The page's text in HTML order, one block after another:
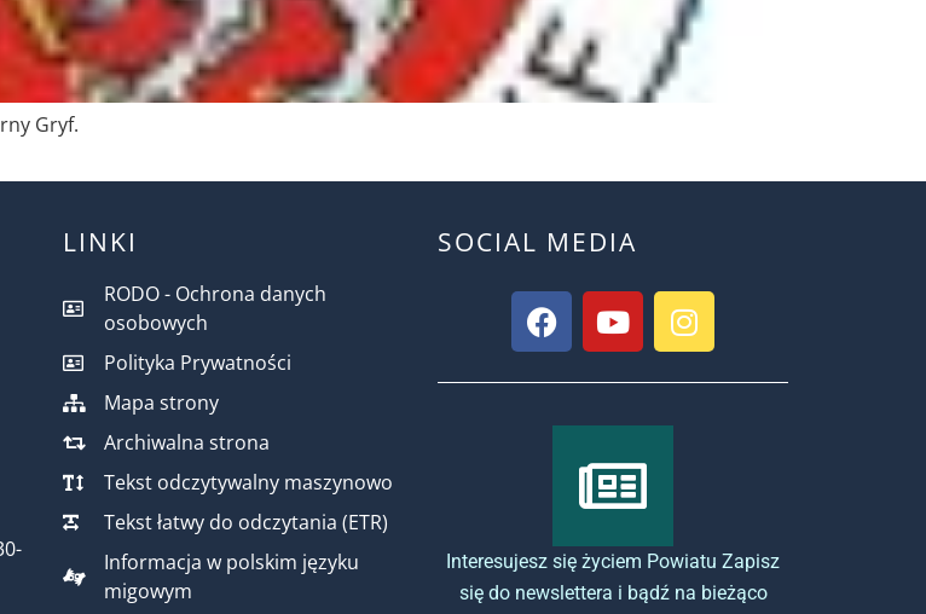
Gryf.
LINKI
RODO - Ochrona danych
osobowych
Polityka Prywatności
Mapa strony
Archiwalna strona
Tekst odczytywalny maszynowo
Tekst łatwy do odczytania (ETR)
Informacja w polskim języku
migowym
SOCIAL MEDIA
Interesujesz się życiem Powiatu Zapisz
się do newslettera i bądź na bieżąco